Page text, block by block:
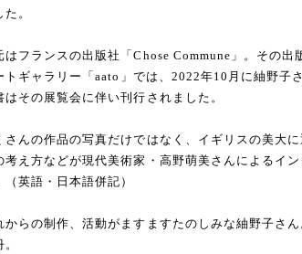
た。
はフランスの出版社「Chose Commune」。その出
トギャラリー「aato」では、2022年10月に紬野子
はその展覧会に伴い刊行されました。
さんの作品の写真だけではなく、イギリスの美大
考え方などが現代美術家・高野萌美さんによるイ
（英語・日本語併記）
からの制作、活動がますますたのしみな紬野子さ